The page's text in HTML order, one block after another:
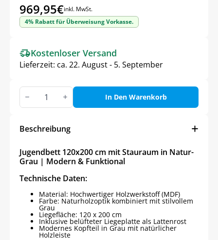
969,95€inkl. MwSt.
4% Rabatt für Überweisung Vorkasse.
Kostenloser Versand
Lieferzeit: ca. 22. August - 5. September
Jugendbett
120x200
cm
in
|
Modern
&
Funktional
Menge
In Den Warenkorb
Beschreibung
Jugendbett 120x200 cm mit Stauraum in Natur-
Grau | Modern & Funktional
Technische Daten:
Material: Hochwertiger Holzwerkstoff (MDF)
Farbe: Naturholzoptik kombiniert mit stilvollem
Grau
Liegefläche: 120 x 200 cm
Inklusive belüfteter Liegeplatte als Lattenrost
Modernes Kopfteil in Grau mit natürlicher
Holzleiste